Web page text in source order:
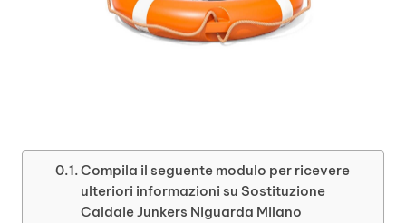
Compila il seguente modulo per ricevere
ulteriori informazioni su Sostituzione
Caldaie Junkers Niguarda Milano